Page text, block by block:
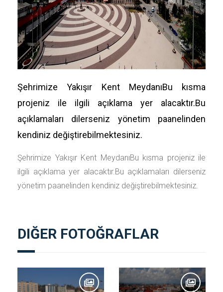
Şehrimize Yakışır Kent MeydanıBu kısma
projeniz ile ilgili açıklama yer alacaktır.Bu
açıklamaları dilerseniz yönetim paanelinden
kendiniz değiştirebilmektesiniz.
Şehrimize Yakışır Kent MeydanıBu kısma projeniz ile
ilgili açıklama yer alacaktır.Bu açıklamaları dilerseniz
yönetim paanelinden kendiniz değiştirebilmektesiniz.
DIĞER FOTOĞRAFLAR